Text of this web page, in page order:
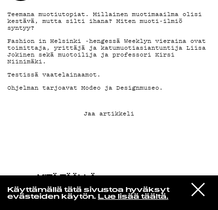
Käyttämällä tätä sivustoa hyväksyt
evästeiden käytön. Lue lisää täältä.
VIESTI
STUDIOON
MITÄ TÄÄLLÄ
Makaya Mccraven
This Place That Place
KIRJAUDU SISÄÄN
Teemana muotiutopiat. Millainen muotimaailma olisi
kestävä, mutta silti ihana? Miten muoti-ilmiö
syntyy?
Fashion in Helsinki -hengessä Weeklyn vieraina ovat
toimittaja, yrittäjä ja katumuotiasiantuntija Liisa
Jokinen sekä muotoilija ja professori Kirsi
Niinimäki.
Testissä vaatelainaamot.
Ohjelman tarjoavat Modeo ja Designmuseo.
Jaa artikkeli